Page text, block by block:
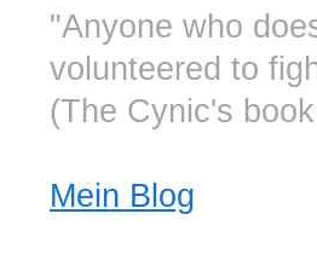
"Anyone who
volunteered to
(The Cynic's
Mein Blog